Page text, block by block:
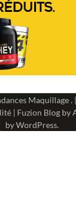
Maquillage. |
| Fuzion Blog by
byWordPress.